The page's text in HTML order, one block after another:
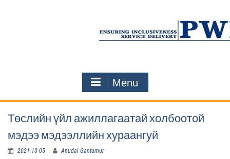
Menu
Төслийн үйл ажиллагаатай холбоотой
мэдээ мэдээллийн хураангуй
2021-10-05 Anudai Gantumur